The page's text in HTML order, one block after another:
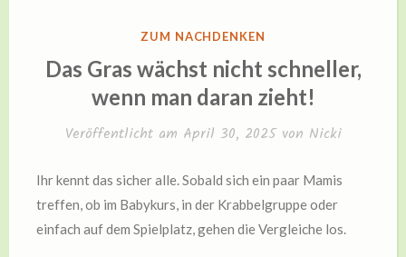
VERÖFFENTLICHT
ZUM NACHDENKEN
Das Gras wächst nicht schneller,
wenn man daran zieht!
Veröffentlicht am April 30, 2025von Nicki
Ihr kennt das sicher alle. Sobald sich ein paar Mamis
treffen, ob im Babykurs, in der Krabbelgruppe oder
einfach auf dem Spielplatz, gehen die Vergleiche los.